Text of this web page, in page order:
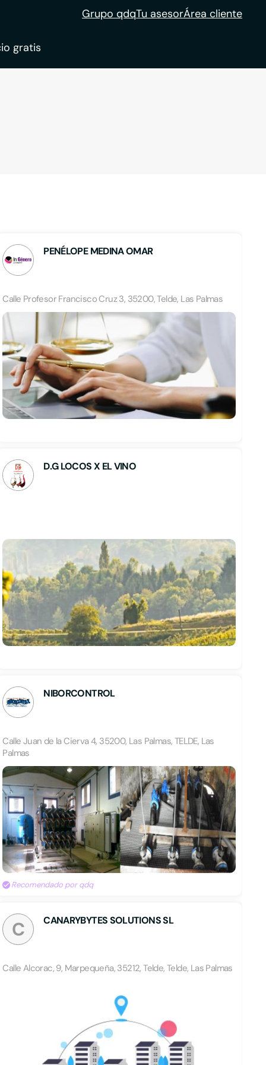
Grupo qdqTu asesorÁrea cliente
gratis
PENÉLOPE MEDINA OMAR
Calle Profesor Francisco Cruz 3, 35200, Telde, Las Palmas
D.G LOCOS X EL VINO
NIBORCONTROL
Calle Juan de la Cierva 4, 35200, Las Palmas, TELDE, Las
Palmas
Recomendado por qdq
C CANARYBYTES SOLUTIONS SL
Calle Alcorac, 9, Marpequeña, 35212, Telde, Telde, Las Palmas